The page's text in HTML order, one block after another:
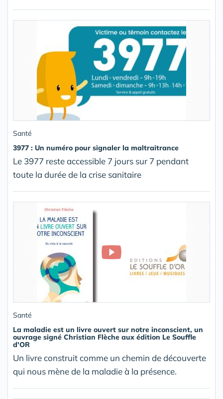
Santé
3977 : Un numéro pour signaler la maltraitrance
Le 3977 reste accessible 7 jours sur 7 pendant
toute la durée de la crise sanitaire
Santé
La maladie est un livre ouvert sur notre inconscient, un
ouvrage signé Christian Flèche aux édition Le Souffle
d'OR
Un livre construit comme un chemin de découverte
qui nous mène de la maladie à la présence.